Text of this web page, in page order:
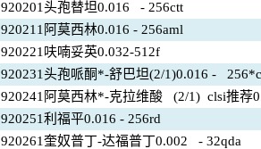
920201头孢替坦0.016 - 256ctt
920211阿莫西林0.016 - 256aml
920221呋喃妥英0.032-512f
920231头孢哌酮*-舒巴坦(2/1)0.016 -
920241阿莫西林*-克拉维酸 (2/1) clsi推荐
920251利福平0.016 - 256rd
920261奎奴普丁-达福普丁0.002 - 32qda